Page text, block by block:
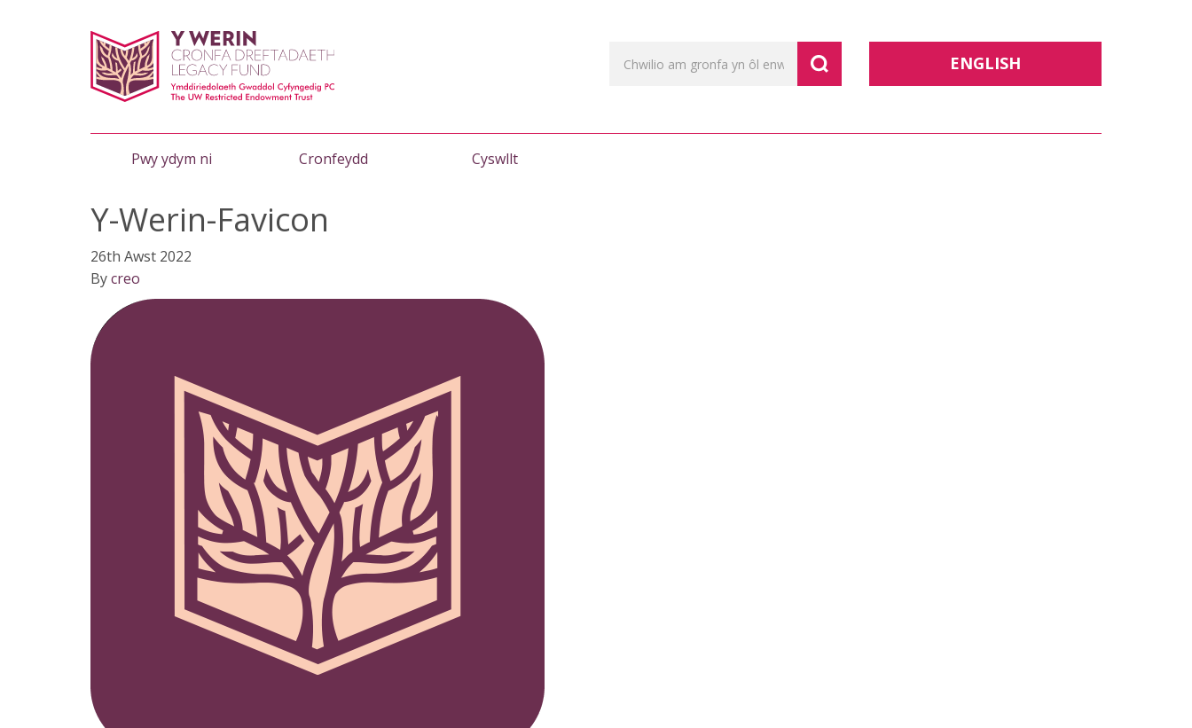
ENGLISH
Pwy ydym ni Cronfeydd Cyswllt
Y-Werin-Favicon
26th Awst 2022
Bycreo